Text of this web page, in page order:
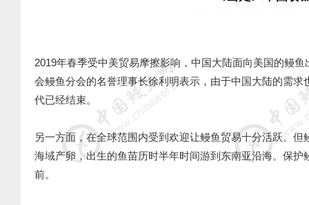
2019年春季受中美贸易摩擦影响，中国大陆面向美国的鳗
会鳗鱼分会的名誉理事长徐利明表示，由于中国大陆的需
代已经结束。
另一方面，在全球范围内受到欢迎让鳗鱼贸易十分活跃。
海域产卵，出生的鱼苗历时半年时间游到东南亚沿海。保
前。